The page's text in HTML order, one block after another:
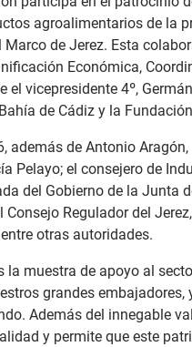
agroalimentarios de la
de Jerez. Esta
Económica,
el vicepresidente 4º,
de Cádiz y la
además de Antonio
Pelayo; el consejero de
del Gobierno de la Junta
Regulador del
otras autoridades.
la muestra de apoyo al
grandes
Además del innegable
y permite que este